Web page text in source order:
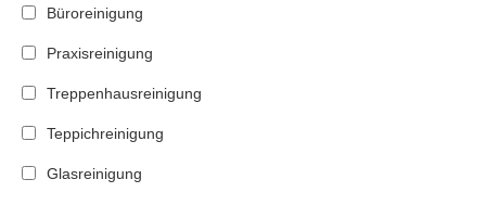
Büroreinigung
Praxisreinigung
Treppenhausreinigung
Teppichreinigung
Glasreinigung